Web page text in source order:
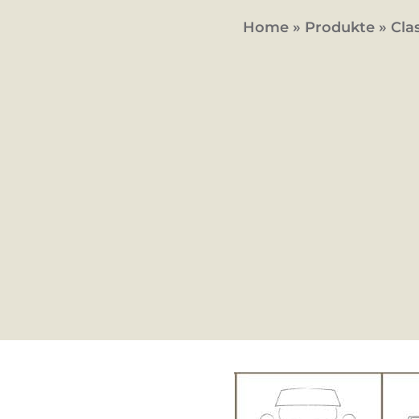
Home » Produkte »